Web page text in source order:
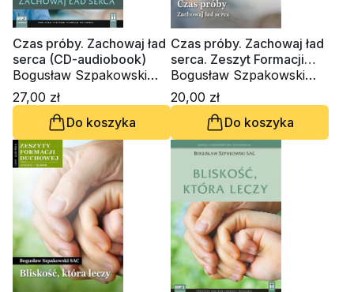
Czas próby. Zachowaj ład
serca (CD-audiobook)
Bogusław Szpakowski
SAC
27,00 zł
Do koszyka
Czas próby. Zachowaj ład
serca. Zeszyt Formacji
Duchowej nr 89
Bogusław Szpakowski
SAC
20,00 zł
Do koszyka